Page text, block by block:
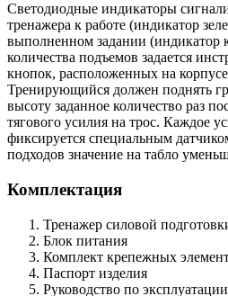
Светодиодные индикаторы
тренажера к работе (индикатор
выполненном задании (индикатор
количества подъемов задается
кнопок, расположенных на
Тренирующийся должен поднять
высоту заданное количество раз
тягового усилия на трос. Каждое
фиксируется специальным
подходов значение на табло
Комплектация
Тренажер силовой
Блок питания
Комплект крепежных
Паспорт изделия
Руководство по эксплуатации